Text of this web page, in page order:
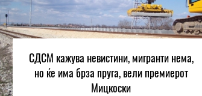
СДСМ кажува невистини, мигранти нема,
но ќе има брза пруга, вели премиерот
Мицкоски